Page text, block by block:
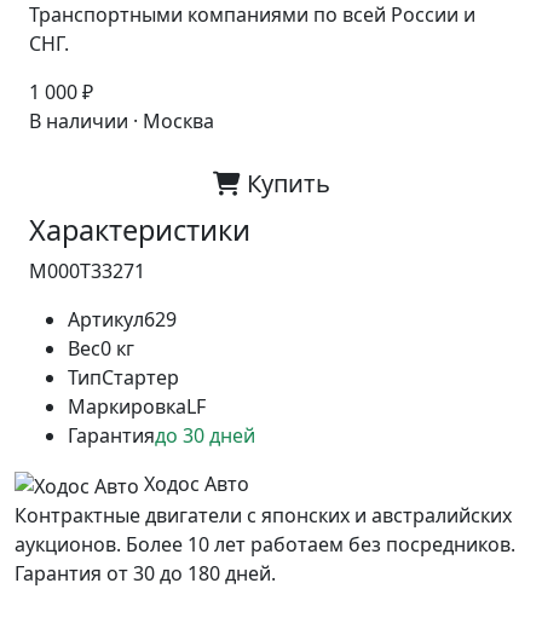
Транспортными компаниями по всей России и
СНГ.
1 000 ₽
В наличии · Москва
Купить
Характеристики
M000T33271
Артикул629
Вес0 кг
ТипСтартер
МаркировкаLF
Гарантиядо 30 дней
Ходос Авто
Контрактные двигатели с японских и австралийских
аукционов. Более 10 лет работаем без посредников.
Гарантия от 30 до 180 дней.